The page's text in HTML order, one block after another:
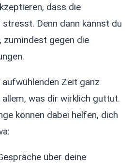
dass die
Denn dann kannst du
zumindest gegen die
Zeit ganz
was dir wirklich guttut.
können dabei helfen, dich
über deine